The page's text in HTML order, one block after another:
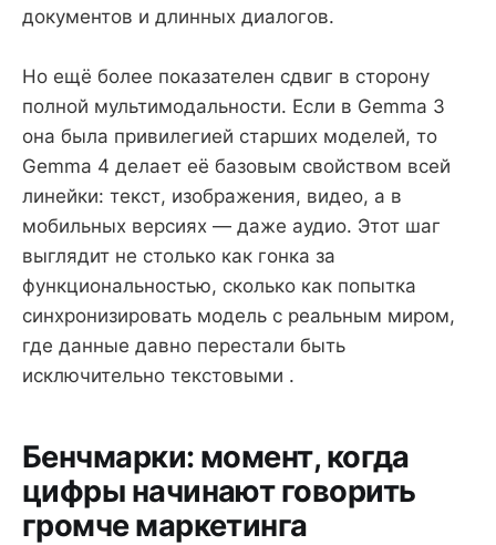
документов и длинных диалогов.
Но ещё более показателен сдвиг в сторону
полной мультимодальности. Если в Gemma 3
она была привилегией старших моделей, то
Gemma 4 делает её базовым свойством всей
линейки: текст, изображения, видео, а в
мобильных версиях — даже аудио. Этот шаг
выглядит не столько как гонка за
функциональностью, сколько как попытка
синхронизировать модель с реальным миром,
где данные давно перестали быть
исключительно текстовыми .
Бенчмарки: момент, когда
цифры начинают говорить
громче маркетинга